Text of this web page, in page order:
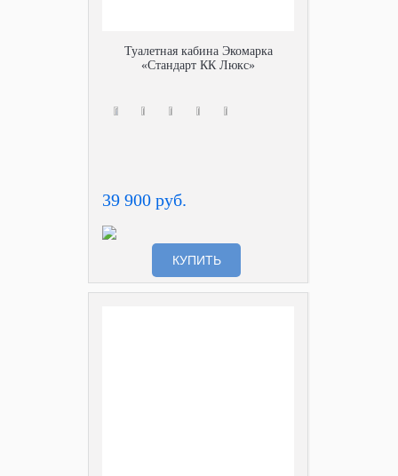
Туалетная кабина Экомарка
«Стандарт КК Люкс»
39 900 руб.
КУПИТЬ